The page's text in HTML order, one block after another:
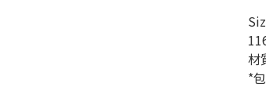
材
*